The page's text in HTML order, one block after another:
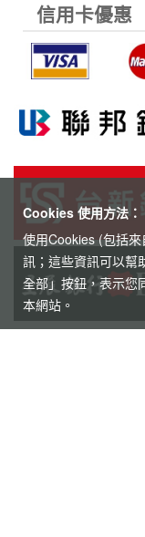
Cookies 使用方法：
使用Cookies (包括
訊；這些資訊可以幫
全部」按鈕，表示您
本網站。
信用卡優惠